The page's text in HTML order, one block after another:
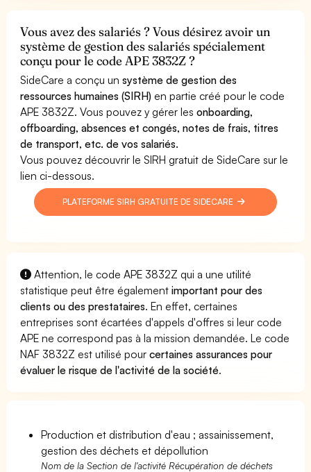
Vous avez des salariés ? Vous désirez avoir un
système de gestion des salariés spécialement
conçu pour le code APE 3832Z ?
SideCare a conçu unsystème de gestion des
ressources humaines (SIRH) en partie créé pour le code
APE 3832Z. Vous pouvez y gérer lesonboarding,
offboarding, absences et congés, notes de frais, titres
de transport, etc. de vos salariés.
Vous pouvez découvrir le SIRH gratuit de SideCare sur le
lien ci-dessous.
PLATEFORME SIRH GRATUITE DE SIDECARE
Attention, le code APE 3832Z qui a une utilité
statistique peut être égalementimportant pour des
clients ou des prestataires. En effet, certaines
entreprises sont écartées d'appels d'offres si leur code
APE ne correspond pas à la mission demandée. Le code
NAF 3832Z est utilisé pourcertaines assurances pour
évaluer le risque de l'activité de la société.
Production et distribution d'eau ; assainissement,
gestion des déchets et dépollution
Nom de la Section de l'activité Récupération de déchets